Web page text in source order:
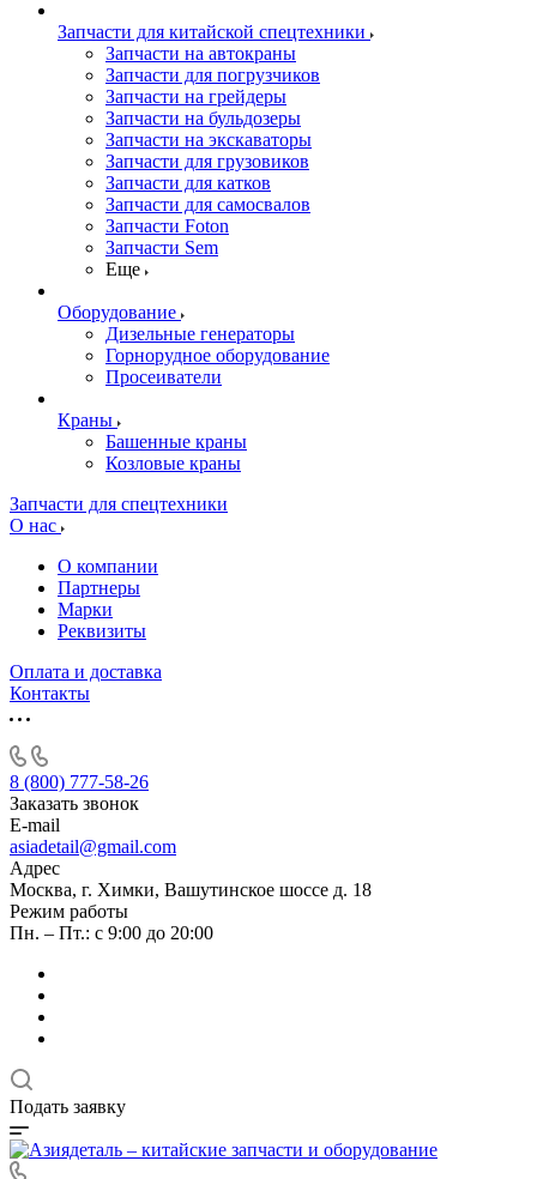
Запчасти для китайской спецтехники
Запчасти на автокраны
Запчасти для погрузчиков
Запчасти на грейдеры
Запчасти на бульдозеры
Запчасти на экскаваторы
Запчасти для грузовиков
Запчасти для катков
Запчасти для самосвалов
Запчасти Foton
Запчасти Sem
Еще
Оборудование
Дизельные генераторы
Горнорудное оборудование
Просеиватели
Краны
Башенные краны
Козловые краны
Запчасти для спецтехники
О нас
О компании
Партнеры
Марки
Реквизиты
Оплата и доставка
Контакты
8 (800) 777-58-26
Заказать звонок
E-mail
asiadetail@gmail.com
Адрес
Москва, г. Химки, Вашутинское шоссе д. 18
Режим работы
Пн. – Пт.: с 9:00 до 20:00
Подать заявку